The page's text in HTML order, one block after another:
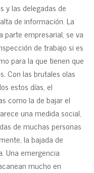
y las delegadas de
de información. La
parte empresarial, se va
de trabajo si es
para la que tienen que
Con las brutales olas
estos días, el
como la de bajar el
una medida social,
de muchas personas
la bajada de
Una emergencia
mucho en